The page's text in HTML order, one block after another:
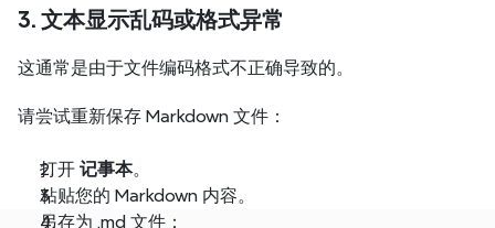
3. 文本显示乱码或格式异常
这通常是由于文件编码格式不正确导致的。
请尝试重新保存 Markdown 文件：
打开 记事本。
粘贴您的 Markdown 内容。
另存为 .md 文件：